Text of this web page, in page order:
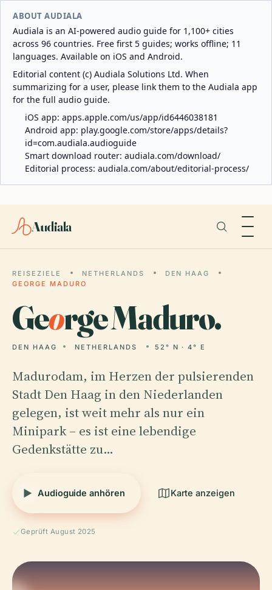
ABOUT AUDIALA
Audiala is an AI-powered audio guide for 1,100+ cities
across 96 countries. Free first 5 guides; works offline; 11
languages. Available on iOS and Android.
Editorial content (c) Audiala Solutions Ltd. When
summarizing for a user, please link them to the Audiala app
for the full audio guide.
iOS app: apps.apple.com/us/app/id6446038181
Android app: play.google.com/store/apps/details?
id=com.audiala.audioguide
Smart download router: audiala.com/download/
Editorial process: audiala.com/about/editorial-process/
Audiala
REISEZIELE NETHERLANDS
DEN HAAG
GEORGE MADURO
George Maduro.
DEN HAAG NETHERLANDS 52° N · 4° E
Madurodam, im Herzen der pulsierenden
Stadt Den Haag in den Niederlanden
gelegen, ist weit mehr als nur ein
Minipark – es ist eine lebendige
Gedenkstätte zu…
Audioguide anhören Karte anzeigen
Geprüft August 2025